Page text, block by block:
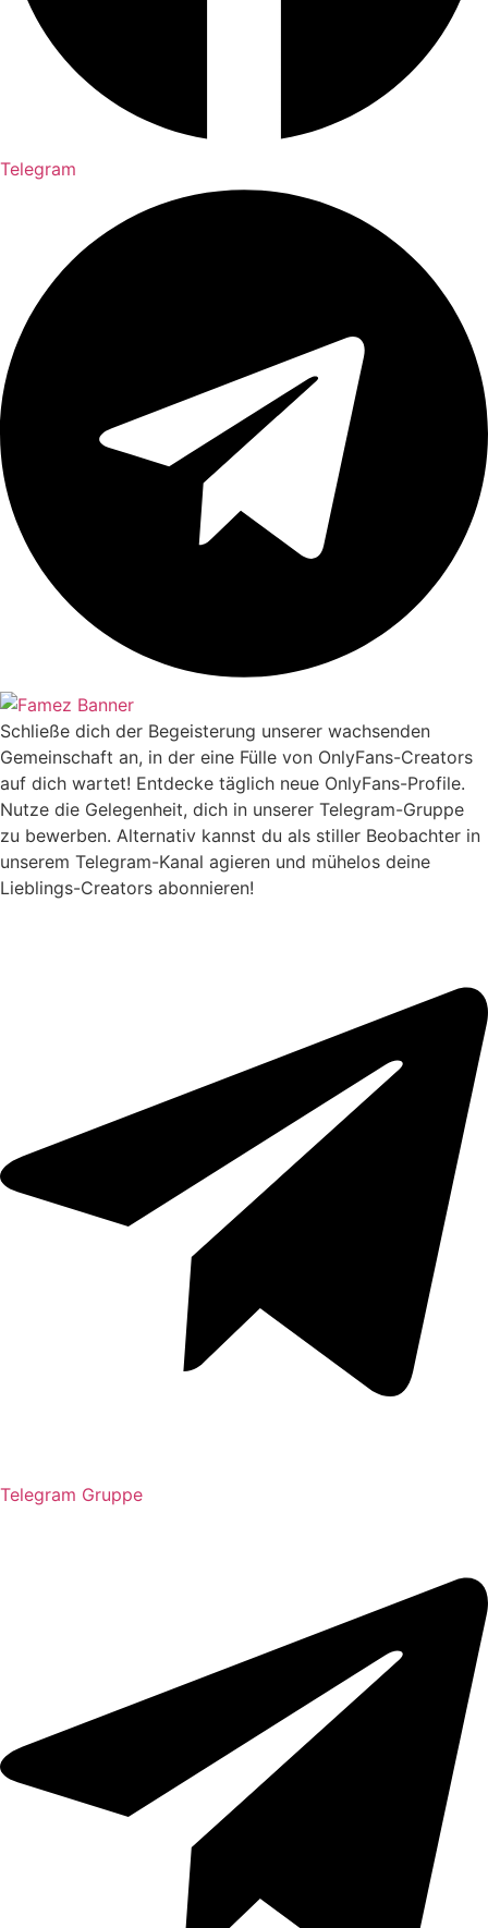
Telegram
Schließe dich der Begeisterung unserer wachsenden
Gemeinschaft an, in der eine Fülle von OnlyFans-Creators
auf dich wartet! Entdecke täglich neue OnlyFans-Profile.
Nutze die Gelegenheit, dich in unserer Telegram-Gruppe
zu bewerben. Alternativ kannst du als stiller Beobachter in
unserem Telegram-Kanal agieren und mühelos deine
Lieblings-Creators abonnieren!
Telegram Gruppe